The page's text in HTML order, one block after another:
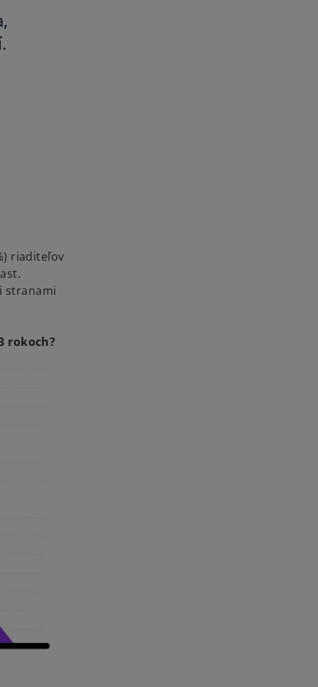
riaditeľov
stranami
rokoch?